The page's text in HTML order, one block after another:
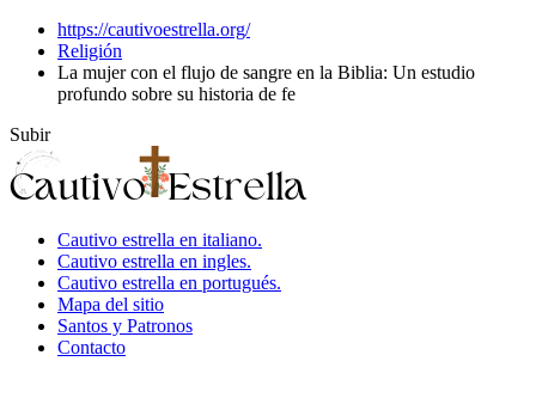
https://cautivoestrella.org/
Religión
La mujer con el flujo de sangre en la Biblia: Un estudio
profundo sobre su historia de fe
Subir
Cautivo estrella en italiano.
Cautivo estrella en ingles.
Cautivo estrella en portugués.
Mapa del sitio
Santos y Patronos
Contacto